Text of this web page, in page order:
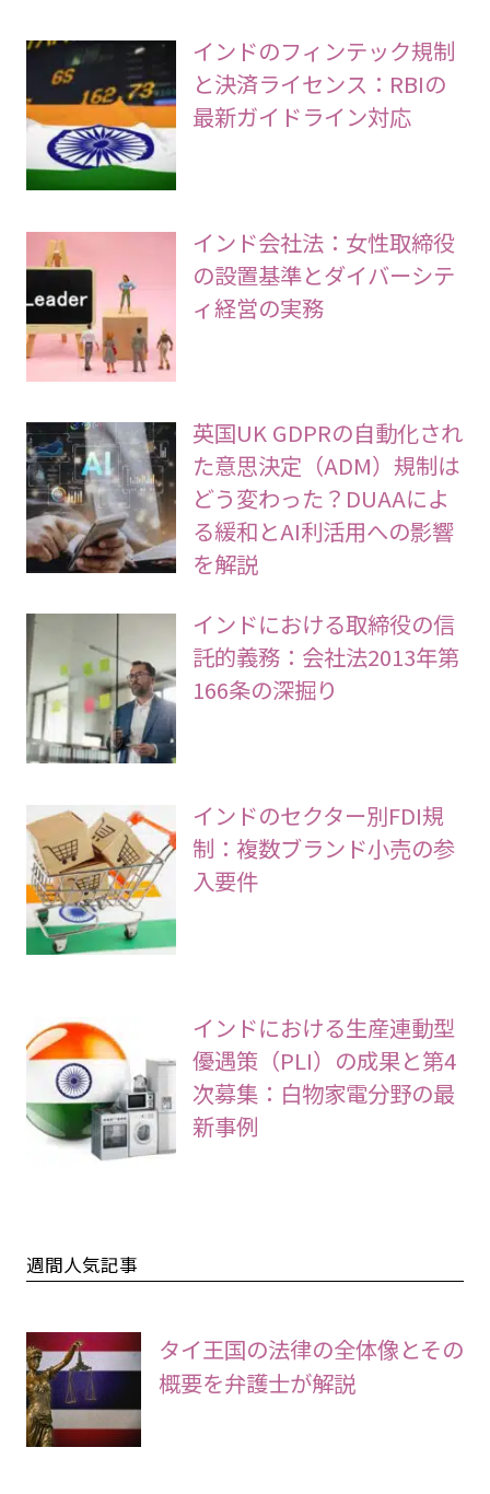
インドのフィンテック規制
と決済ライセンス：RBIの
最新ガイドライン対応
インド会社法：女性取締役
の設置基準とダイバーシテ
ィ経営の実務
英国UK GDPRの自動化され
た意思決定（ADM）規制は
どう変わった？DUAAによ
る緩和とAI利活用への影響
を解説
インドにおける取締役の信
託的義務：会社法2013年第
166条の深掘り
インドのセクター別FDI規
制：複数ブランド小売の参
入要件
インドにおける生産連動型
優遇策（PLI）の成果と第4
次募集：白物家電分野の最
新事例
週間人気記事
タイ王国の法律の全体像とその
概要を弁護士が解説